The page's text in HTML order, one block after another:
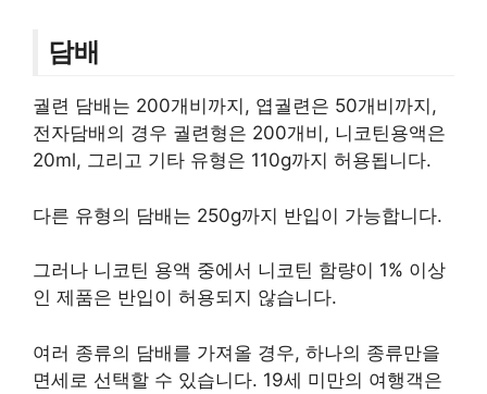
담배
궐련 담배는 200개비까지, 엽궐련은 50개비까지,
전자담배의 경우 궐련형은 200개비, 니코틴용액은
20ml, 그리고 기타 유형은 110g까지 허용됩니다.
다른 유형의 담배는 250g까지 반입이 가능합니다.
그러나 니코틴 용액 중에서 니코틴 함량이 1% 이상
인 제품은 반입이 허용되지 않습니다.
여러 종류의 담배를 가져올 경우, 하나의 종류만을
면세로 선택할 수 있습니다. 19세 미만의 여행객은